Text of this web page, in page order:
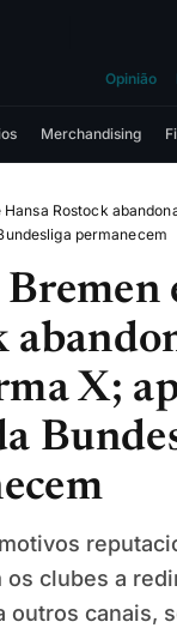
Opinião
Merchandising
Rostock
permanecem
X;
os clubes a
outros canais,